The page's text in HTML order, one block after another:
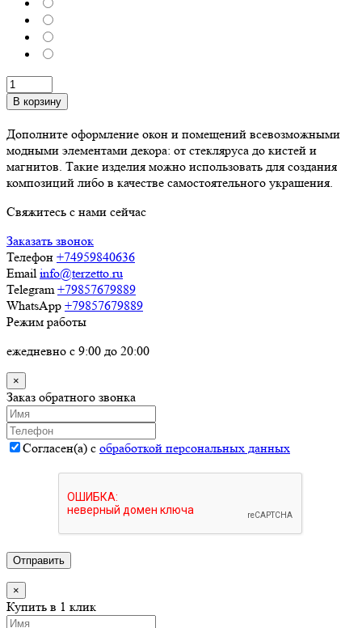
В корзину
Дополните оформление окон и помещений всевозможными
модными элементами декора: от стекляруса до кистей и
магнитов. Такие изделия можно использовать для создания
композиций либо в качестве самостоятельного украшения.
Свяжитесь с нами сейчас
Заказать звонок
Телефон +74959840636
Email info@terzetto.ru
Telegram +79857679889
WhatsApp +79857679889
Режим работы
ежедневно с 9:00 до 20:00
×
Заказ обратного звонка
Согласен(а) с обработкой персональных данных
Отправить
×
Купить в 1 клик